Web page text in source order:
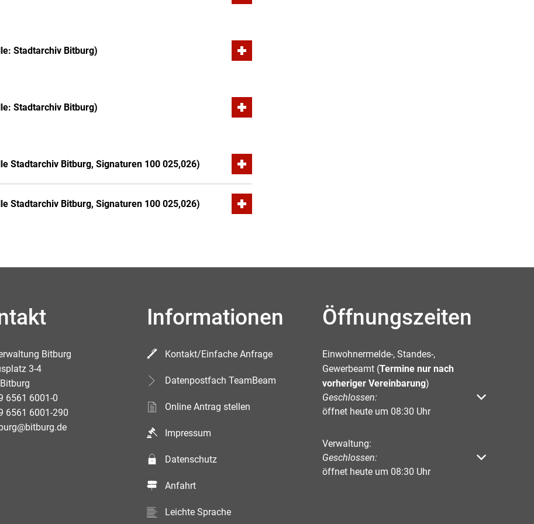
Stadtarchiv Bitburg)
Stadtarchiv Bitburg)
Stadtarchiv Bitburg, Signaturen 100 025,026)
Stadtarchiv Bitburg, Signaturen 100 025,026)
Bitburg
3-4
6561 6001-0
6561 6001-290
Informationen
Kontakt/Einfache Anfrage
Datenpostfach TeamBeam
Online Antrag stellen
Impressum
Datenschutz
Anfahrt
Leichte Sprache
Öffnungszeiten
Einwohnermelde-, Standes-,
Gewerbeamt (Termine nur nach
vorheriger Vereinbarung)
Klicken, um weitere Öffnungs- oder Schließzeiten
Geschlossen:
öffnet heute um 08:30 Uhr
Verwaltung:
Klicken, um weitere Öffnungs- oder Schließzeiten
Geschlossen:
öffnet heute um 08:30 Uhr